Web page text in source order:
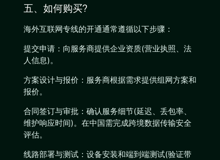
五、如何购买?
海外互联网专线的开通通常遵循以下步骤：
提交申请：向服务商提供企业资质(营业执照、法
人信息)。
方案设计与报价：服务商根据需求提供组网方案和
报价。
合同签订与审批：确认服务细节(延迟、丢包率、
维护响应时间)。在中国需完成跨境数据传输安全
评估。
线路部署与测试：设备安装和端到端测试(验证带